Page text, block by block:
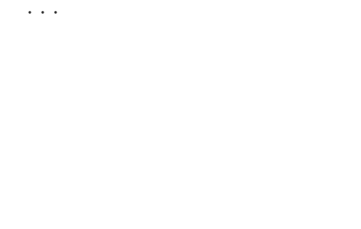
・・・